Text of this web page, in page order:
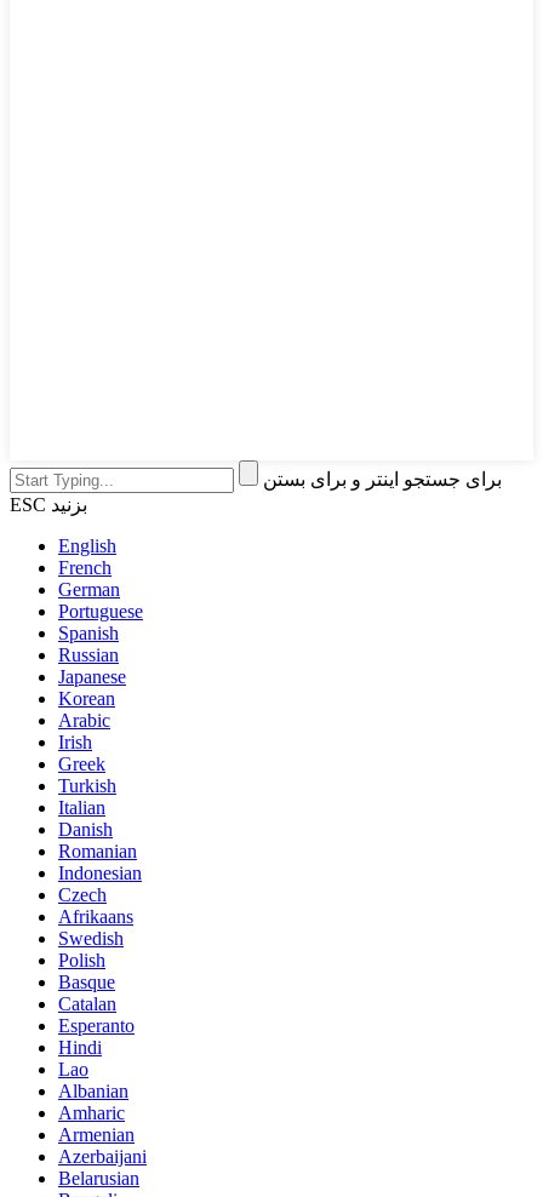
برای جستجو اینتر و برای بستن
ESC بزنید
English
French
German
Portuguese
Spanish
Russian
Japanese
Korean
Arabic
Irish
Greek
Turkish
Italian
Danish
Romanian
Indonesian
Czech
Afrikaans
Swedish
Polish
Basque
Catalan
Esperanto
Hindi
Lao
Albanian
Amharic
Armenian
Azerbaijani
Belarusian